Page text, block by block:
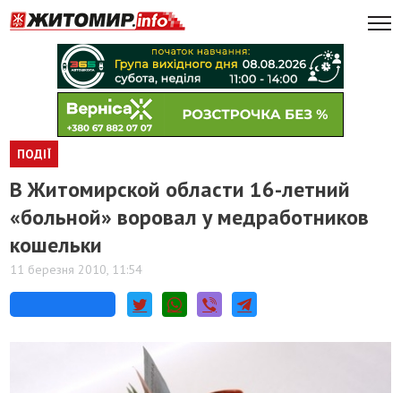
ПОДІЇ
В Житомирской области 16-летний
«больной» воровал у медработников
кошельки
11 березня 2010, 11:54